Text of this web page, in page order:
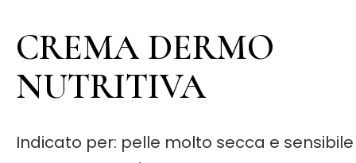
CREMA DERMO
NUTRITIVA
Indicato per: pelle molto secca e sensibile